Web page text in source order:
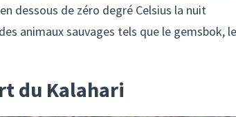
dessous de zéro degré Celsius la nuit
animaux sauvages tels que le gemsbok,
du Kalahari